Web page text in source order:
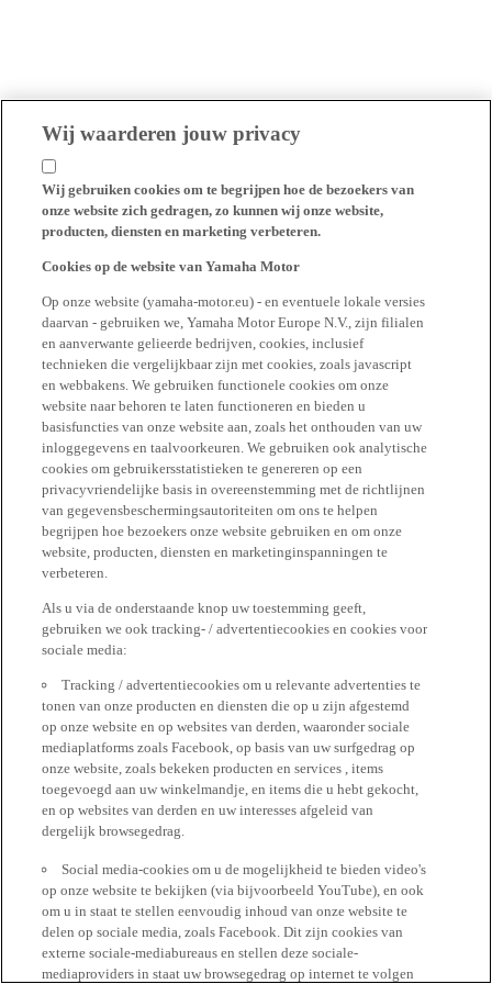
Wij waarderen jouw privacy
Wij gebruiken cookies om te begrijpen hoe de bezoekers van
onze website zich gedragen, zo kunnen wij onze website,
producten, diensten en marketing verbeteren.
Cookies op de website van Yamaha Motor
Op onze website (yamaha-motor.eu) - en eventuele lokale versies
daarvan - gebruiken we, Yamaha Motor Europe N.V., zijn filialen
en aanverwante gelieerde bedrijven, cookies, inclusief
technieken die vergelijkbaar zijn met cookies, zoals javascript
en webbakens. We gebruiken functionele cookies om onze
website naar behoren te laten functioneren en bieden u
basisfuncties van onze website aan, zoals het onthouden van uw
inloggegevens en taalvoorkeuren. We gebruiken ook analytische
cookies om gebruikersstatistieken te genereren op een
privacyvriendelijke basis in overeenstemming met de richtlijnen
van gegevensbeschermingsautoriteiten om ons te helpen
begrijpen hoe bezoekers onze website gebruiken en om onze
website, producten, diensten en marketinginspanningen te
verbeteren.
Als u via de onderstaande knop uw toestemming geeft,
gebruiken we ook tracking- / advertentiecookies en cookies voor
sociale media:
Tracking / advertentiecookies om u relevante advertenties te
tonen van onze producten en diensten die op u zijn afgestemd
op onze website en op websites van derden, waaronder sociale
mediaplatforms zoals Facebook, op basis van uw surfgedrag op
onze website, zoals bekeken producten en services , items
toegevoegd aan uw winkelmandje, en items die u hebt gekocht,
en op websites van derden en uw interesses afgeleid van
dergelijk browsegedrag.
Social media-cookies om u de mogelijkheid te bieden video's
op onze website te bekijken (via bijvoorbeeld YouTube), en ook
om u in staat te stellen eenvoudig inhoud van onze website te
delen op sociale media, zoals Facebook. Dit zijn cookies van
externe sociale-mediabureaus en stellen deze sociale-
mediaproviders in staat uw browsegedrag op internet te volgen